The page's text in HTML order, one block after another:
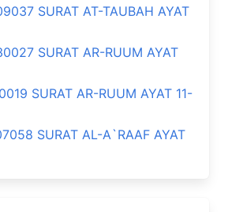
SURAT AT-TAUBAH AYAT
SURAT AR-RUUM AYAT
SURAT AR-RUUM AYAT 11-
SURAT AL-A`RAAF AYAT